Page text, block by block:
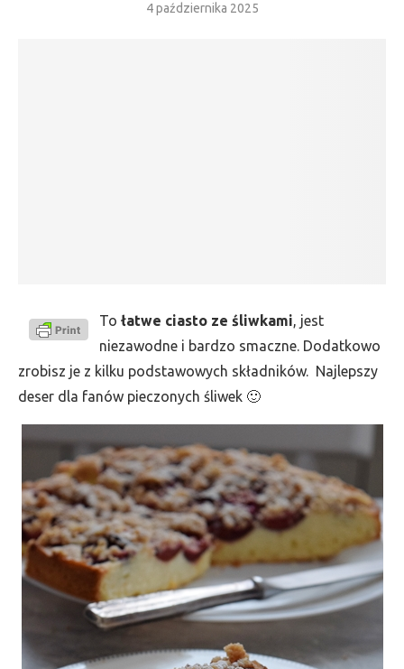
4 października 2025
To łatwe ciasto ze śliwkami, jest
niezawodne i bardzo smaczne. Dodatkowo
zrobisz je z kilku podstawowych składników. Najlepszy
deser dla fanów pieczonych śliwek 🙂